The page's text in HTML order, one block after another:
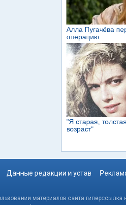
Данные редакции и устав
материалов сайта гиперссылка